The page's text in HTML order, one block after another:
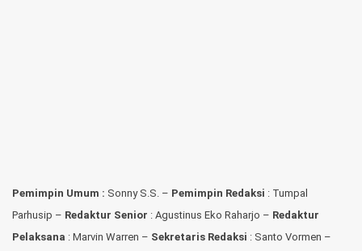
Pemimpin Umum : Sonny S.S. – Pemimpin Redaksi : Tumpal
Parhusip – Redaktur Senior : Agustinus Eko Raharjo – Redaktur
Pelaksana : Marvin Warren – Sekretaris Redaksi : Santo Vormen –